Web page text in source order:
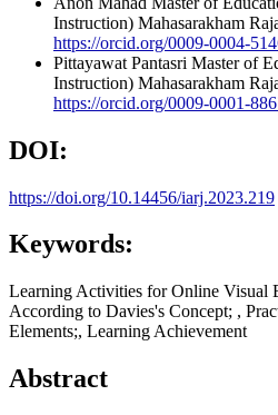
Instruction) Mahasarakham
https://orcid.org/0009-0004-
Pittayawat Pantasri Master of
Instruction) Mahasarakham
https://orcid.org/0009-0001-
DOI:
https://doi.org/10.14456/iarj.2023.219
Keywords:
Learning Activities for Online Visual
According to Davies's Concept; ,
Elements;, Learning Achievement
Abstract